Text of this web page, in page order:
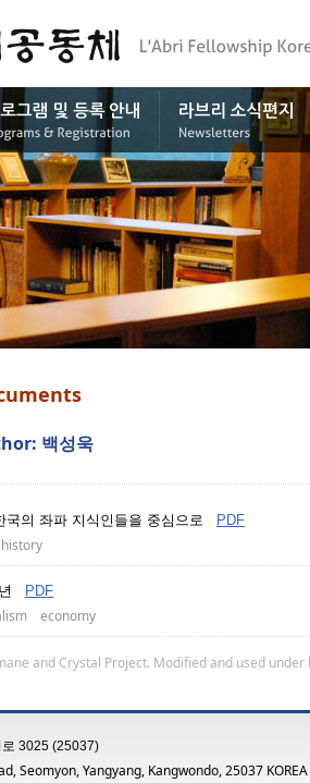
백성욱
의 좌파 지식인들을 중심으로 PDF
history
PDF
economy
and Crystal Project. Modified and used under
로 3025 (25037)
Seomyon, Yangyang, Kangwondo, 25037 KOREA